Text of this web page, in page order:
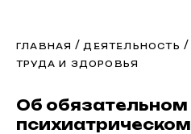
ГЛАВНАЯ /ДЕЯТЕЛЬНОСТЬ /
ТРУДА И ЗДОРОВЬЯ
Об обязательном
психиатрическом